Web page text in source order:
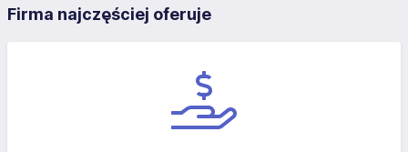
Firma najczęściej oferuje